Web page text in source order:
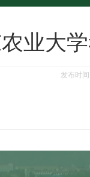
业大
发布时间